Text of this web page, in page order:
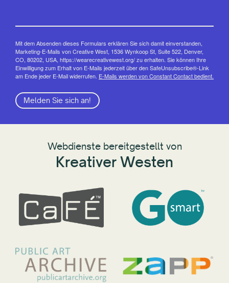
Mit dem Absenden dieses Formulars erklären Sie sich damit einverstanden,
Marketing-E-Mails von Creative West, 1536 Wynkoop St, Suite 522, Denver,
CO, 80202, USA, https://wearecreativewest.org/ zu erhalten. Sie können Ihre
Einwilligung zum Erhalt von E-Mails jederzeit über den SafeUnsubscribe®-Link
am Ende jeder E-Mail widerrufen. E-Mails werden von Constant Contact bedient.
Melden Sie sich an!
Webdienste bereitgestellt von
Kreativer Westen